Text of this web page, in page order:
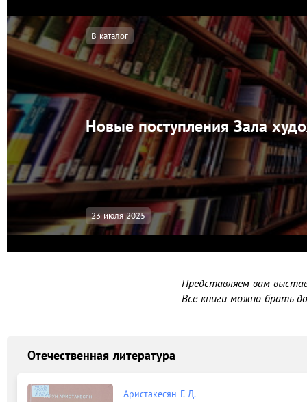
В каталог
Новые поступления Зала
23 июля 2025
Представляем вам
Все книги можно брать
Отечественная литература
Аристакесян Г. Д.